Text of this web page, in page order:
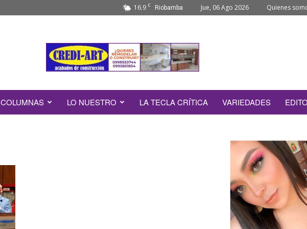
16.9 C Riobamba Jue, 06 Ago 2026 Quienes
COLUMNAS LO NUESTRO LA TECLA CRÍTICA VARIEDADES